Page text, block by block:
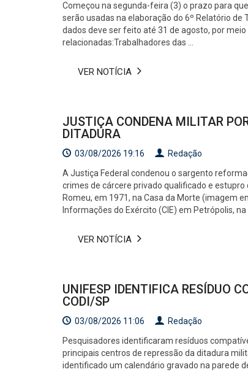
Começou na segunda-feira (3) o prazo para
serão usadas na elaboração do 6º Relatório de
dados deve ser feito até 31 de agosto, por
relacionadas:Trabalhadores das ...
VER NOTÍCIA
JUSTIÇA CONDENA MILITAR
DITADURA
03/08/2026 19:16
Redação
A Justiça Federal condenou o sargento
crimes de cárcere privado qualificado e
Romeu, em 1971, na Casa da Morte (imagem
Informações do Exército (CIE) em Petrópolis, na
VER NOTÍCIA
UNIFESP IDENTIFICA RESÍDUO
CODI/SP
03/08/2026 11:06
Redação
Pesquisadores identificaram resíduos
principais centros de repressão da ditadura
identificado um calendário gravado na parede